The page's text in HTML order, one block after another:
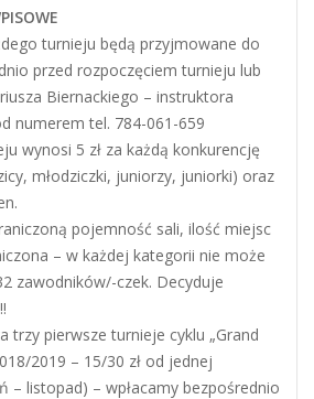
turnieju będą przyjmowane do
przed rozpoczęciem turnieju lub
Biernackiego – instruktora
numerem tel. 784-061-659
wynosi 5 zł za każdą konkurencję
młodziczki, juniorzy, juniorki) oraz
pojemność sali, ilość miejsc
– w każdej kategorii nie może
zawodników/-czek. Decyduje
trzy pierwsze turnieje cyklu „Grand
2019 – 15/30 zł od jednej
– listopad) – wpłacamy bezpośrednio